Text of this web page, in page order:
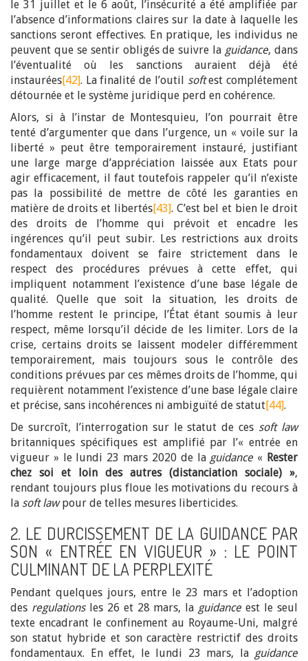
le 31 juillet et le 6 août, l’insécurité a été amplifiée par
l’absence d’informations claires sur la date à laquelle les
sanctions seront effectives. En pratique, les individus ne
peuvent que se sentir obligés de suivre la guidance, dans
l’éventualité où les sanctions auraient déjà été
instaurées[42]. La finalité de l’outil softest complétement
détournée et le système juridique perd en cohérence.
Alors, si à l’instar de Montesquieu, l’on pourrait être
tenté d’argumenter que dans l’urgence, un « voile sur la
liberté » peut être temporairement instauré, justifiant
une large marge d’appréciation laissée aux Etats pour
agir efficacement, il faut toutefois rappeler qu’il n’existe
pas la possibilité de mettre de côté les garanties en
matière de droits et libertés[43]. C’est bel et bien le droit
des droits de l’homme qui prévoit et encadre les
ingérences qu’il peut subir. Les restrictions aux droits
fondamentaux doivent se faire strictement dans le
respect des procédures prévues à cette effet, qui
impliquent notamment l’existence d’une base légale de
qualité. Quelle que soit la situation, les droits de
l’homme restent le principe, l’État étant soumis à leur
respect, même lorsqu’il décide de les limiter. Lors de la
crise, certains droits se laissent modeler différemment
temporairement, mais toujours sous le contrôle des
conditions prévues par ces mêmes droits de l’homme, qui
requièrent notamment l’existence d’une base légale claire
et précise, sans incohérences ni ambiguïté de statut[44].
De surcroît, l’interrogation sur le statut de ces soft law
britanniques spécifiques est amplifié par l’« entrée en
vigueur » le lundi 23 mars 2020 de la guidance« Rester
chez soi et loin des autres (distanciation sociale) »,
rendant toujours plus floue les motivations du recours à
la soft lawpour de telles mesures liberticides.
2. LE DURCISSEMENT DE LA GUIDANCE PAR
SON « ENTRÉE EN VIGUEUR » : LE POINT
CULMINANT DE LA PERPLEXITÉ
Pendant quelques jours, entre le 23 mars et l’adoption
des regulations les 26 et 28 mars, la guidanceest le seul
texte encadrant le confinement au Royaume-Uni, malgré
son statut hybride et son caractère restrictif des droits
fondamentaux. En effet, le lundi 23 mars, la guidance